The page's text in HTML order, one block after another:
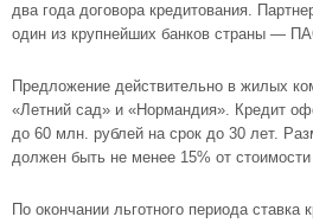
два года договора кредитования.
один из крупнейших банков страны —
Предложение действительно в жилых
«Летний сад» и «Нормандия». Кредит
до 60 млн. рублей на срок до 30 лет.
должен быть не менее 15% от
По окончании льготного периода ставка